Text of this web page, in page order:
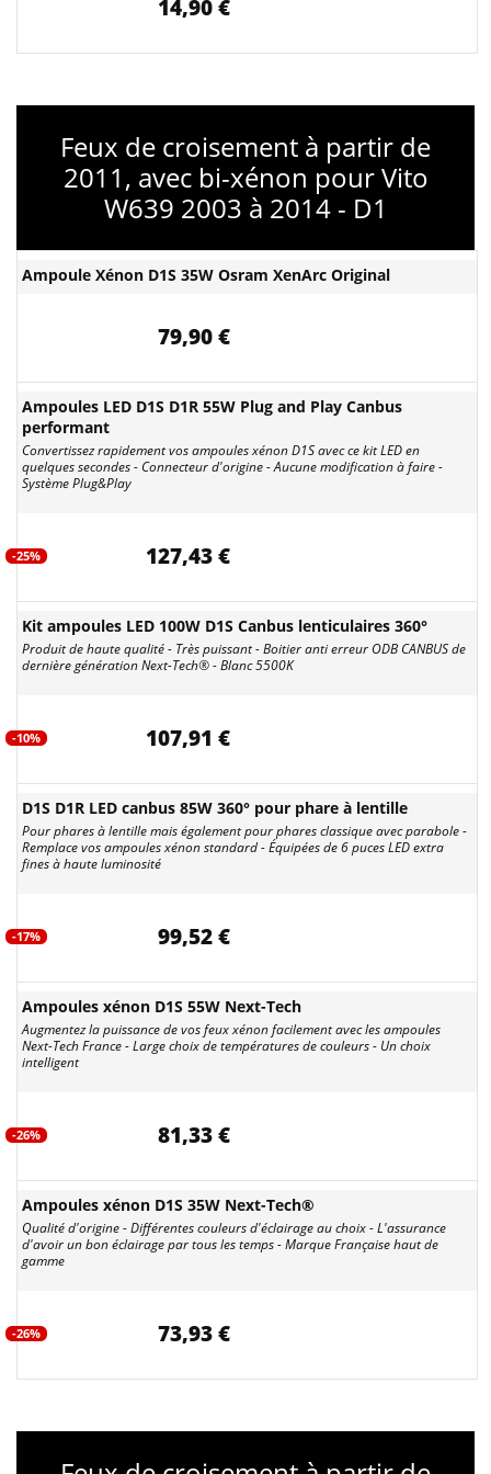
14,90 €
Feux de croisement à partir de
2011, avec bi-xénon pour Vito
W639 2003 à 2014 - D1
Ampoule Xénon D1S 35W Osram XenArc Original
79,90 €
Ampoules LED D1S D1R 55W Plug and Play Canbus
performant
Convertissez rapidement vos ampoules xénon D1S avec ce kit LED en
quelques secondes - Connecteur d'origine - Aucune modification à faire -
Système Plug&Play
-25% 127,43 €
Kit ampoules LED 100W D1S Canbus lenticulaires 360°
Produit de haute qualité - Très puissant - Boitier anti erreur ODB CANBUS de
dernière génération Next-Tech® - Blanc 5500K
-10% 107,91 €
D1S D1R LED canbus 85W 360° pour phare à lentille
Pour phares à lentille mais également pour phares classique avec parabole -
Remplace vos ampoules xénon standard - Équipées de 6 puces LED extra
fines à haute luminosité
-17% 99,52 €
Ampoules xénon D1S 55W Next-Tech
Augmentez la puissance de vos feux xénon facilement avec les ampoules
Next-Tech France - Large choix de températures de couleurs - Un choix
intelligent
-26% 81,33 €
Ampoules xénon D1S 35W Next-Tech®
Qualité d'origine - Différentes couleurs d'éclairage au choix - L'assurance
d'avoir un bon éclairage par tous les temps - Marque Française haut de
gamme
-26% 73,93 €